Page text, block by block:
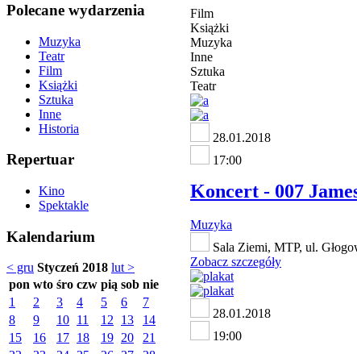
Polecane wydarzenia
Muzyka
Teatr
Film
Książki
Sztuka
Inne
Historia
Repertuar
Kino
Spektakle
Kalendarium
< gru Styczeń 2018 lut >
pon wto śro czw pią sob nie
1
2 3 4 5 6
7
8
9 10 11 12 13
14
15
16 17 18 19 20
21
Film
Książki
Muzyka
Inne
Sztuka
Teatr
28.01.2018
17:00
Koncert - 007
Muzyka
Sala Ziemi, MTP, ul.
Zobacz szczegóły
28.01.2018
19:00